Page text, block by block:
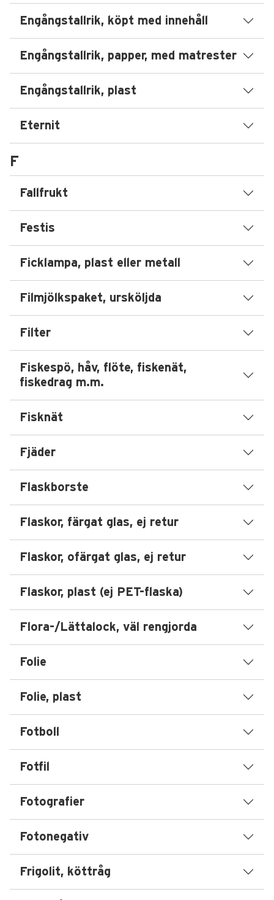
Engångstallrik, köpt med innehåll
Engångstallrik, papper, med matrester
Engångstallrik, plast
Eternit
F
Fallfrukt
Festis
Ficklampa, plast eller metall
Filmjölkspaket, ursköljda
Filter
Fiskespö, håv, flöte, fiskenät,
fiskedrag m.m.
Fisknät
Fjäder
Flaskborste
Flaskor, färgat glas, ej retur
Flaskor, ofärgat glas, ej retur
Flaskor, plast (ej PET-flaska)
Flora-/Lättalock, väl rengjorda
Folie
Folie, plast
Fotboll
Fotfil
Fotografier
Fotonegativ
Frigolit, köttråg